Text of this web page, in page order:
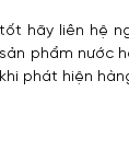
hãy liên hệ
phẩm nước
phát hiện